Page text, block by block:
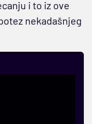
i to iz ove
nekadašnjeg